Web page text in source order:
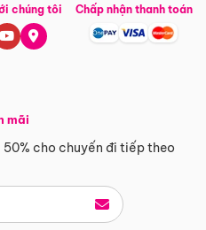
mãi
cho chuyến đi tiếp theo
chúng tôi Chấp nhận thanh toán